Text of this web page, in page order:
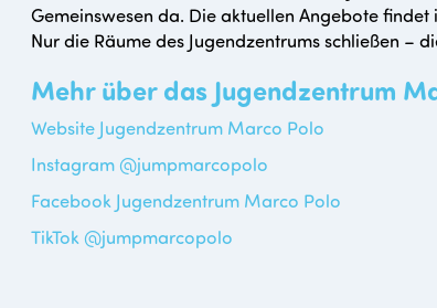
Gemeinswesen da. Die aktuellen Angebote
Nur die Räume des Jugendzentrums schließen –
Mehr über das Jugendzentrum
Website Jugendzentrum Marco Polo
Instagram @jumpmarcopolo
Facebook Jugendzentrum Marco Polo
TikTok @jumpmarcopolo